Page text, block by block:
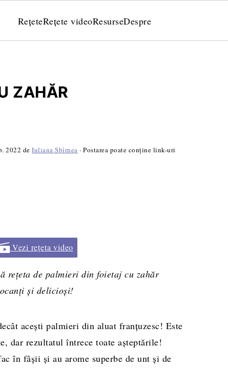
RețeteRețete videoResurseDespre
ZAHĂR
2022 de Iuliana Sbîrnea · Postarea poate conține link-uri
Vezi rețeta video
rețeta de palmieri din foietaj cu zahăr
și delicioși!
acești palmieri din aluat franțuzesc! Este
dar rezultatul întrece toate așteptările!
în fâșii și au arome superbe de unt și de